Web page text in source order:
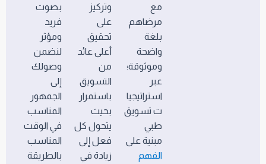
مع
مرضاهم
بلغة
واضحة
وموثوقة؛
عبر
استراتيجيا
ت تسويق
طبي
مبنية على
الفهم
وتركيز
على
تحقيق
أعلى عائد
من
التسويق
باستمرار
بحيث
يتحول كل
فعل إلى
زيادة في
بصوت
فريد
ومؤثر
لنضمن
وصولك
إلى
الجمهور
المناسب
في الوقت
المناسب
بالطريقة